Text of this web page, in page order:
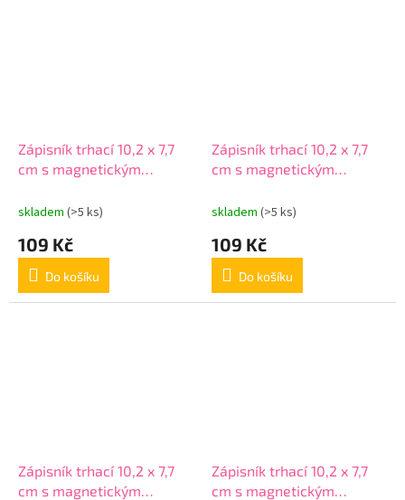
Zápisník trhací 10,2 x 7,7
cm s magnetickým
skladem (>5 ks)
109 Kč
Do košíku
Zápisník trhací 10,2 x 7,7
cm s magnetickým
skladem (>5 ks)
109 Kč
Do košíku
Zápisník trhací 10,2 x 7,7
cm s magnetickým
Zápisník trhací 10,2 x 7,7
cm s magnetickým